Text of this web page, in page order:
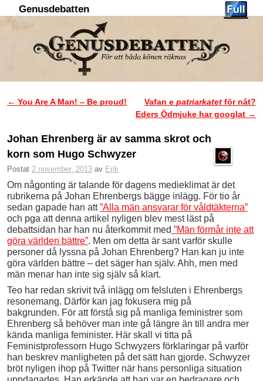
Genusdebatten
Inläggsnavigering
← You Are A Man! – Be proud! Vafan e patriarkatet för nåt?
Eders Ödmjuke har googlat →
Johan Ehrenberg är av samma skrot och
korn som Hugo Schwyzer
Postat 2 november, 2013 av Erik
Om någonting är talande för dagens medieklimat är det
rubrikerna på Johan Ehrenbergs bägge inlägg. För tio år
sedan gapade han att”Alla män ansvarar för våldtäkterna”
och pga att denna artikel nyligen blev mest läst på
debattsidan har han nu återkommit med ”Män förmår inte att
göra världen bättre”. Men om detta är sant varför skulle
personer då lyssna på Johan Ehrenberg? Han kan ju inte
göra världen bättre – det säger han själv. Ahh, men med
män menar han inte sig själv så klart.
Teo har redan skrivit två inlägg om felsluten i Ehrenbergs
resonemang. Därför kan jag fokusera mig på
bakgrunden. För att förstå sig på manliga feministrer som
Ehrenberg så behöver man inte gå längre än till andra mer
kända manliga feminister. Här skall vi titta på
Feministprofessorn Hugo Schwyzers förklaringar på varför
han beskrev manligheten på det sätt han gjorde. Schwyzer
bröt nyligen ihop på Twitter när hans personliga situation